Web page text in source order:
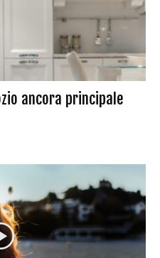
ancora principale